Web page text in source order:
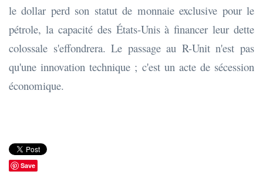
le dollar perd son statut de monnaie exclusive pour le
pétrole, la capacité des États-Unis à financer leur dette
colossale s'effondrera. Le passage au R-Unit n'est pas
qu'une innovation technique ; c'est un acte de sécession
économique.
Save